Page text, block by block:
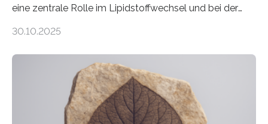
eine zentrale Rolle im Lipidstoffwechsel und bei der
erfüllen können, müssen zahlreiche Enzyme präzise in
der Ruhr-Universität Bochum um Prof. Dr. Ralf Erdmann
und Dr. Ismaila Francis Yusuf hat nun einen bislang
unbekannten Qualitätskontrollmechanismus des
peroxisomalen Proteintransports in der Bäckerhefe
30.10.2025